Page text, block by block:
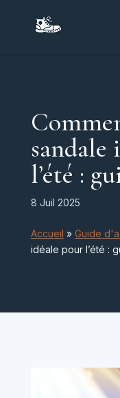
sandale
l’été :
8 Juil 2025
Accueil » Guide
idéale pour l’été :